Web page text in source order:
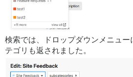
検索では、ドロップダウンメニュー
テゴリも返されました。